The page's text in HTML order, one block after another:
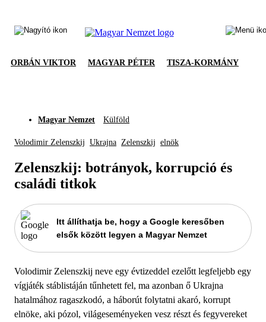
ORBÁN VIKTOR MAGYAR PÉTER TISZA-KORMÁNY
Magyar Nemzet Külföld
Volodimir Zelenszkij Ukrajna Zelenszkij elnök
Zelenszkij: botrányok, korrupció és
családi titkok
Itt állíthatja be, hogy a Google keresőben
elsők között legyen a Magyar Nemzet
Volodimir Zelenszkij neve egy évtizeddel ezelőtt legfeljebb egy
vígjáték stáblistáján tűnhetett fel, ma azonban ő Ukrajna
hatalmához ragaszkodó, a háborút folytatni akaró, korrupt
elnöke, aki pózol, világeseményeken vesz részt és fegyvereket